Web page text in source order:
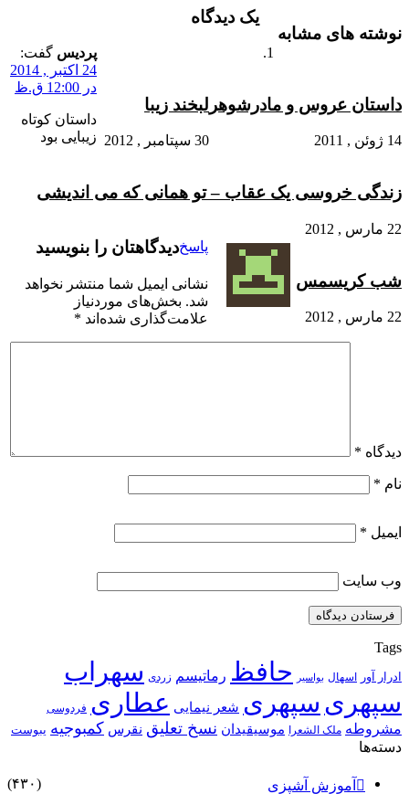
نوشته های مشابه
داستان عروس و مادرشوهر
14 ژوئن , 2011
لبخند زیبا
30 سپتامبر , 2012
زندگی خروسی یک عقاب – تو همانی که می اندیشی
22 مارس , 2012
شب کریسمس
22 مارس , 2012
یک دیدگاه
پردیس گفت:
24 اکتبر , 2014
در 12:00 ق.ظ
داستان کوتاه
زیبایی بود
پاسخدیدگاهتان را بنویسید
نشانی ایمیل شما منتشر نخواهد
شد. بخش‌های موردنیاز
علامت‌گذاری شده‌اند *
دیدگاه *
نام *
ایمیل *
وب‌ سایت
Tags
ادرار آور اسهال بواسیر حافظ رماتیسم زردی سهراب
سپهری سپهری شعر نیمایی عطاری فردوسی
مشروطه ملک الشعرا موسیقیدان نسخ تعلیق نقرس کمبوجیه یبوست
دسته‌ها
آموزش آشپزی
(۴۳۰)